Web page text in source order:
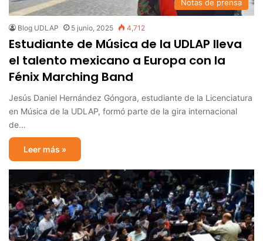
Notas de prensa
Blog UDLAP 5 junio, 2025 4,712
Estudiante de Música de la UDLAP lleva
el talento mexicano a Europa con la
Fénix Marching Band
Jesús Daniel Hernández Góngora, estudiante de la Licenciatura
en Música de la UDLAP, formó parte de la gira internacional
de…
Leer más »